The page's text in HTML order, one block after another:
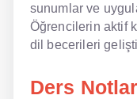
sunumlar ve
Öğrencilerin aktif
dil becerileri
Ders